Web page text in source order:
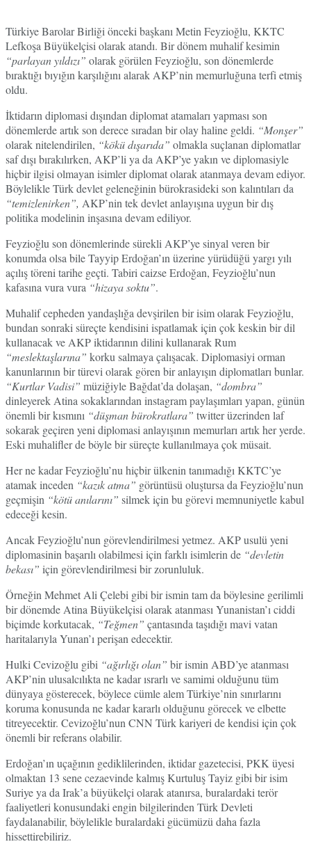
Türkiye Barolar Birliği önceki başkanı Metin Feyzioğlu, KKTC
Lefkoşa Büyükelçisi olarak atandı. Bir dönem muhalif kesimin
“parlayan yıldızı” olarak görülen Feyzioğlu, son dönemlerde
bıraktığı bıyığın karşılığını alarak AKP’nin memurluğuna terfi etmiş
oldu.
İktidarın diplomasi dışından diplomat atamaları yapması son
dönemlerde artık son derece sıradan bir olay haline geldi. “Monşer”
olarak nitelendirilen, “kökü dışarıda” olmakla suçlanan diplomatlar
saf dışı bırakılırken, AKP’li ya da AKP’ye yakın ve diplomasiyle
hiçbir ilgisi olmayan isimler diplomat olarak atanmaya devam ediyor.
Böylelikle Türk devlet geleneğinin bürokrasideki son kalıntıları da
“temizlenirken”, AKP’nin tek devlet anlayışına uygun bir dış
politika modelinin inşasına devam ediliyor.
Feyzioğlu son dönemlerinde sürekli AKP’ye sinyal veren bir
konumda olsa bile Tayyip Erdoğan’ın üzerine yürüdüğü yargı yılı
açılış töreni tarihe geçti. Tabiri caizse Erdoğan, Feyzioğlu’nun
kafasına vura vura “hizaya soktu”.
Muhalif cepheden yandaşlığa devşirilen bir isim olarak Feyzioğlu,
bundan sonraki süreçte kendisini ispatlamak için çok keskin bir dil
kullanacak ve AKP iktidarının dilini kullanarak Rum
“meslektaşlarına” korku salmaya çalışacak. Diplomasiyi orman
kanunlarının bir türevi olarak gören bir anlayışın diplomatları bunlar.
“Kurtlar Vadisi” müziğiyle Bağdat’da dolaşan, “dombra”
dinleyerek Atina sokaklarından instagram paylaşımları yapan, günün
önemli bir kısmını “düşman bürokratlara” twitter üzerinden laf
sokarak geçiren yeni diplomasi anlayışının memurları artık her yerde.
Eski muhalifler de böyle bir süreçte kullanılmaya çok müsait.
Her ne kadar Feyzioğlu’nu hiçbir ülkenin tanımadığı KKTC’ye
atamak inceden “kazık atma” görüntüsü oluştursa da Feyzioğlu’nun
geçmişin “kötü anılarını” silmek için bu görevi memnuniyetle kabul
edeceği kesin.
Ancak Feyzioğlu’nun görevlendirilmesi yetmez. AKP usulü yeni
diplomasinin başarılı olabilmesi için farklı isimlerin de “devletin
bekası” için görevlendirilmesi bir zorunluluk.
Örneğin Mehmet Ali Çelebi gibi bir ismin tam da böylesine gerilimli
bir dönemde Atina Büyükelçisi olarak atanması Yunanistan’ı ciddi
biçimde korkutacak, “Teğmen” çantasında taşıdığı mavi vatan
haritalarıyla Yunan’ı perişan edecektir.
Hulki Cevizoğlu gibi “ağırlığı olan” bir ismin ABD’ye atanması
AKP’nin ulusalcılıkta ne kadar ısrarlı ve samimi olduğunu tüm
dünyaya gösterecek, böylece cümle alem Türkiye’nin sınırlarını
koruma konusunda ne kadar kararlı olduğunu görecek ve elbette
titreyecektir. Cevizoğlu’nun CNN Türk kariyeri de kendisi için çok
önemli bir referans olabilir.
Erdoğan’ın uçağının gediklilerinden, iktidar gazetecisi, PKK üyesi
olmaktan 13 sene cezaevinde kalmış Kurtuluş Tayiz gibi bir isim
Suriye ya da Irak’a büyükelçi olarak atanırsa, buralardaki terör
faaliyetleri konusundaki engin bilgilerinden Türk Devleti
faydalanabilir, böylelikle buralardaki gücümüzü daha fazla
hissettirebiliriz.